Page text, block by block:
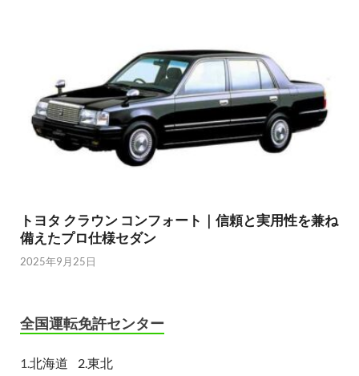
トヨタ クラウン コンフォート｜信頼と実用性を兼ね
備えたプロ仕様セダン
2025年9月25日
全国運転免許センター
1. 北海道 2.東北